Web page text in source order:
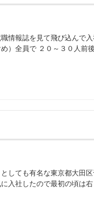
情報誌を見て飛び込んで
）全員で ２０～３０人前
しても有名な東京都大田
入社したので最初の頃は